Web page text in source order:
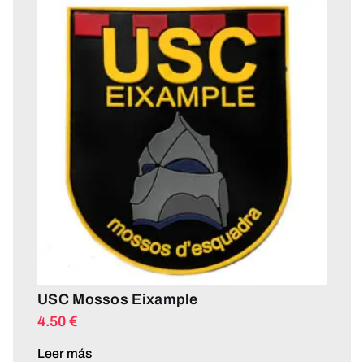
USC Mossos Eixample
4.50 €
Leer más